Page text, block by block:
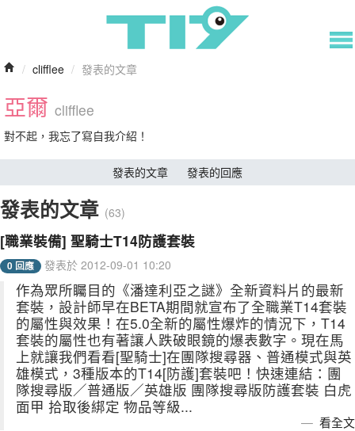
/ clifflee / 發表的文章
亞爾 clifflee
對不起，我忘了寫自我介紹！
發表的文章 發表的回應
發表的文章 (63)
[職業裝備] 聖騎士T14防護套裝
0 回應 發表於 2012-09-01 10:20
作為眾所矚目的《潘達利亞之謎》全新資料片的最新
套裝，設計師早在BETA期間就宣布了全職業T14套裝
的屬性與效果！在5.0全新的屬性爆炸的情況下，T14
套裝的屬性也有著讓人跌破眼鏡的爆表數字。現在馬
上就讓我們看看[聖騎士]在團隊搜尋器、普通模式與英
雄模式，3種版本的T14[防護]套裝吧！快速連結：團
隊搜尋版／普通版／英雄版 團隊搜尋版防護套裝 白虎
面甲 拾取後綁定 物品等級...
看全文